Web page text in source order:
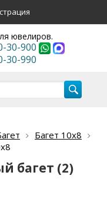
ювелиров.
30-900
30-990
Багет 10х8
багет (2)